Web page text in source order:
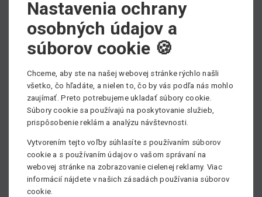
Výber kategórie strojov
Nožnicové plošiny
Max. pracovná výška: 18m
Kĺbové plošiny
Max. pracovná výška: 43m
Nastavenia ochrany
osobných údajov a
súborov cookie 🍪
Chceme, aby ste na našej webovej stránke rýchlo našli
všetko, čo hľadáte, a nielen to, čo by vás podľa nás mohlo
zaujímať. Preto potrebujeme ukladať súbory cookie.
Súbory cookie sa používajú na poskytovanie služieb,
prispôsobenie reklám a analýzu návštevnosti.
Vytvorením tejto voľby súhlasíte s používaním súborov
cookie a s používaním údajov o vašom správaní na
webovej stránke na zobrazovanie cielenej reklamy. Viac
informácií nájdete v našich zásadách používania súborov
cookie.